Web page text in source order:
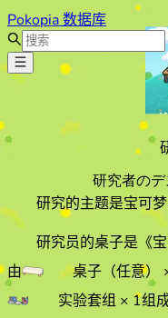
Pokopia 数据库
研究者のデ
研究的主题是宝可
研究员的桌子是《
由
桌子（任意）
实验套组 × 1组